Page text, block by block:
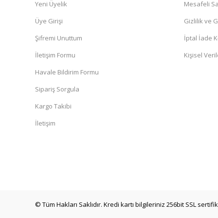
Yeni Üyelik
Üye Girişi
Şifremi Unuttum
İletişim Formu
Havale Bildirim Formu
Sipariş Sorgula
Kargo Takibi
İletişim
Mesafeli
Gizlilik ve
İptal İade
Kişisel
© Tüm Hakları Saklıdır. Kredi kartı bilgileriniz 256bit SSL